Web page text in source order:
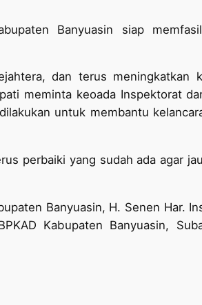
Banyuasin siap
dan terus meningkatkan
meminta keoada Inspektorat
untuk membantu
perbaiki yang sudah ada agar
Banyuasin, H. Senen Har.
Kabupaten Banyuasin,